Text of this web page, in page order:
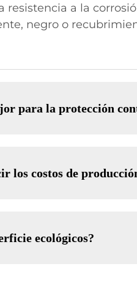
resistencia a la
negro o
para la protección
los costos de
ecológicos?